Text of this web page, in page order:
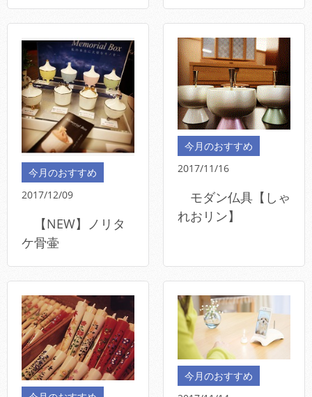
今月のおすすめ
2017/12/09
【NEW】ノリタ
ケ骨壷
今月のおすすめ
2017/11/16
モダン仏具【しゃ
れおリン】
今月のおすすめ